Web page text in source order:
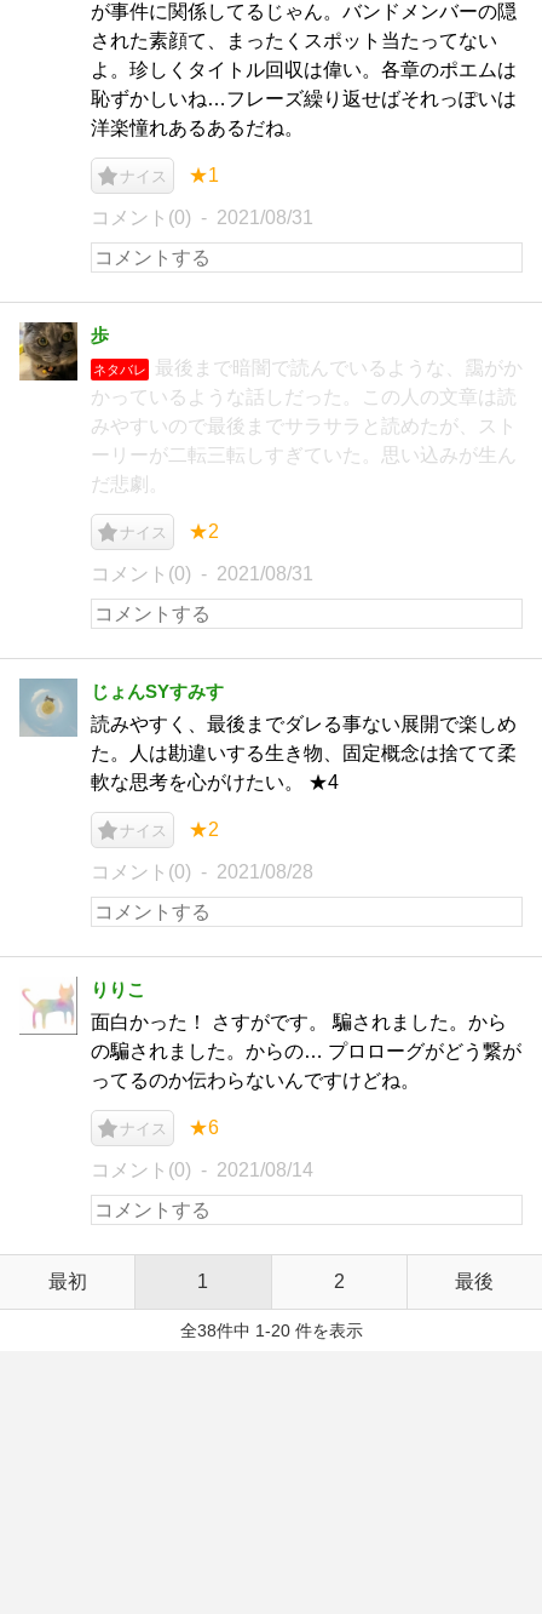
が事件に関係してるじゃん。バンドメンバーの隠
された素顔て、まったくスポット当たってない
よ。珍しくタイトル回収は偉い。各章のポエムは
恥ずかしいね…フレーズ繰り返せばそれっぽいは
洋楽憧れあるあるだね。
ナイス ★1
コメント(0) 2021/08/31
歩
ネタバレ
最後まで暗闇で読んでいるような、靄がか
かっているような話しだった。この人の文章は読
みやすいので最後までサラサラと読めたが、スト
ーリーが二転三転しすぎていた。思い込みが生ん
だ悲劇。
ナイス ★2
コメント(0) 2021/08/31
じょんSYすみす
読みやすく、最後までダレる事ない展開で楽しめ
た。人は勘違いする生き物、固定概念は捨てて柔
軟な思考を心がけたい。 ★4
ナイス ★2
コメント(0) 2021/08/28
りりこ
面白かった！ さすがです。 騙されました。から
の騙されました。からの… プロローグがどう繋が
ってるのか伝わらないんですけどね。
ナイス ★6
コメント(0) 2021/08/14
最初 1 2 最後
全38件中 1-20 件を表示